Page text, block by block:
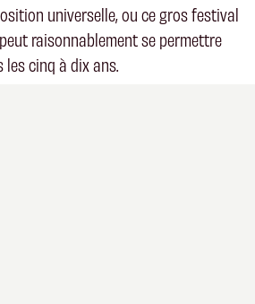
universelle, ou ce gros festival
raisonnablement se permettre
les cinq à dix ans.